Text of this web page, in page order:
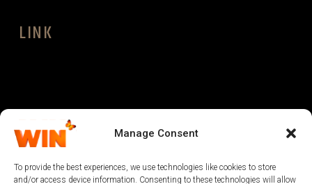
Manage Consent
To provide the best experiences, we use technologies like cookies to store
and/or access device information. Consenting to these technologies will allow
LINK
LEGAL